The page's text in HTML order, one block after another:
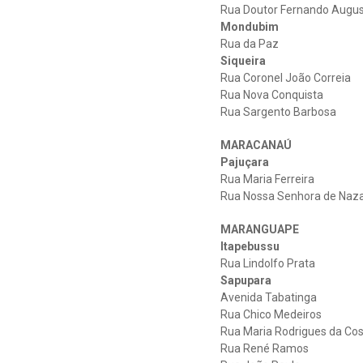
Rua Doutor Fernando
Mondubim
Rua da Paz
Siqueira
Rua Coronel João Correia
Rua Nova Conquista
Rua Sargento Barbosa
MARACANAÚ
Pajuçara
Rua Maria Ferreira
Rua Nossa Senhora de
MARANGUAPE
Itapebussu
Rua Lindolfo Prata
Sapupara
Avenida Tabatinga
Rua Chico Medeiros
Rua Maria Rodrigues da
Rua René Ramos